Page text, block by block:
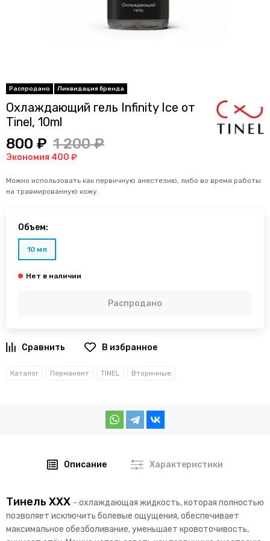
Охлаждающий гель Infinity Ice от
Tinel, 10ml
800 ₽ 1 200 ₽
Экономия 400 ₽
Можно использовать как первичную анестезию, либо во время работы
на травмированную кожу.
Объем:
10 мл
Распродано
В избранное
Каталог Перманент TINEL Вторичные
Описание Характеристики
Тинель ХХХ - охлаждающая жидкость, которая полностью
позволяет исключить болевые ощущения, обеспечивает
максимальное обезболивание, уменьшает кровоточивость,